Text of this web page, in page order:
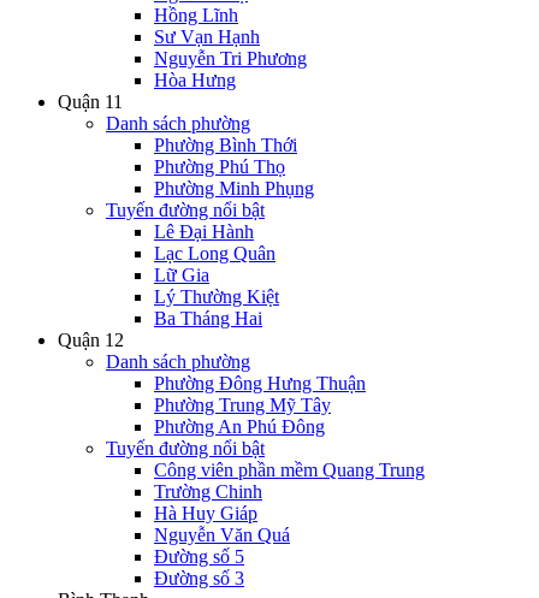
Hồng Lĩnh
Sư Vạn Hạnh
Nguyễn Tri Phương
Hòa Hưng
Quận 11
Danh sách phường
Phường Bình Thới
Phường Phú Thọ
Phường Minh Phụng
Tuyến đường nổi bật
Lê Đại Hành
Lạc Long Quân
Lữ Gia
Lý Thường Kiệt
Ba Tháng Hai
Quận 12
Danh sách phường
Phường Đông Hưng Thuận
Phường Trung Mỹ Tây
Phường An Phú Đông
Tuyến đường nổi bật
Công viên phần mềm Quang Trung
Trường Chinh
Hà Huy Giáp
Nguyễn Văn Quá
Đường số 5
Đường số 3